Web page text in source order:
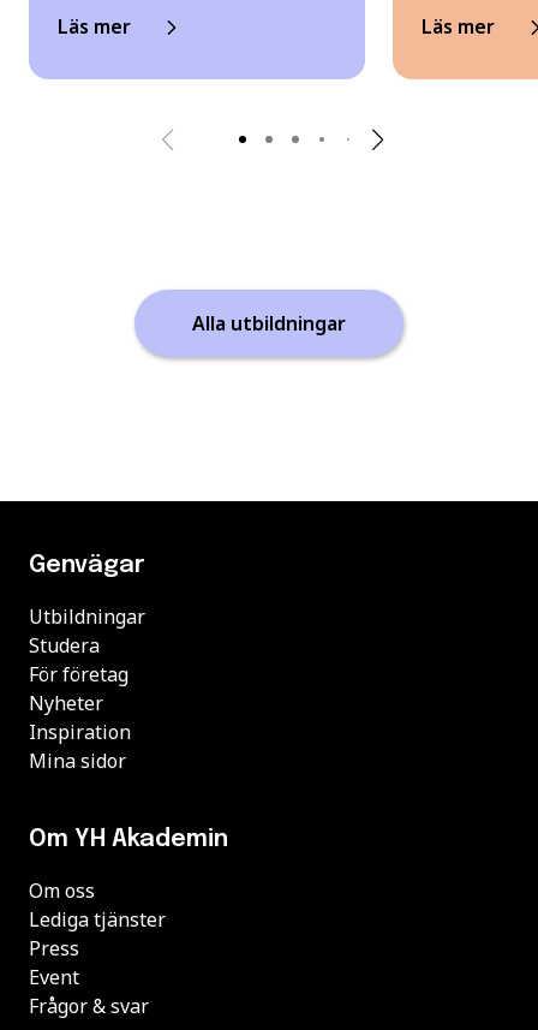
Läs mer Läs mer
Alla utbildningar
Genvägar
Utbildningar
Studera
För företag
Nyheter
Inspiration
Mina sidor
Om YH Akademin
Om oss
Lediga tjänster
Press
Event
Frågor & svar